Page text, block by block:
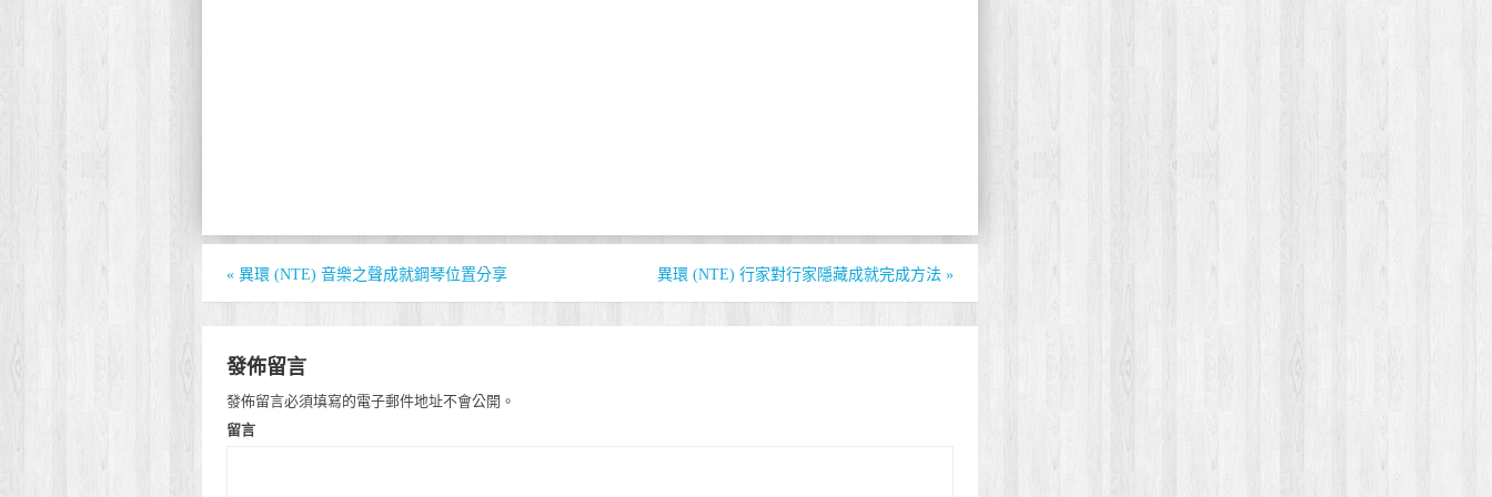
«異環 (NTE) 音樂之聲成就鋼琴位置分享 異環 (NTE) 行家對行家隱藏成就完成方法 »
發佈留言
發佈留言必須填寫的電子郵件地址不會公開。
留言